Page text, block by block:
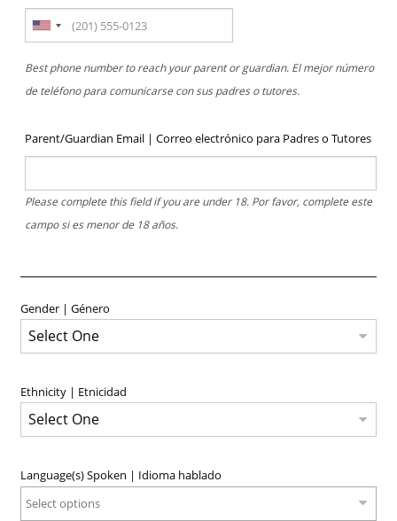
Best phone number to reach your parent or guardian. El mejor número
de teléfono para comunicarse con sus padres o tutores.
Parent/Guardian Email | Correo electrónico para Padres o Tutores
Please complete this field if you are under 18. Por favor, complete este
campo si es menor de 18 años.
Gender | Género
Ethnicity | Etnicidad
Language(s) Spoken | Idioma hablado
Select options